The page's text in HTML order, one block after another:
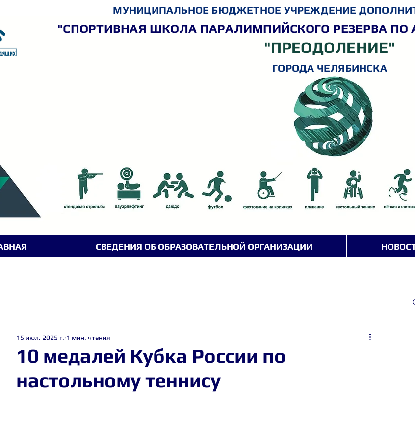
МУНИЦИПАЛЬНОЕ БЮДЖЕТНОЕ УЧРЕЖДЕНИЕ
"СПОРТИВНАЯ ШКОЛА ПАРАЛИМПИЙСКОГО РЕЗЕРВА
"ПРЕОДОЛЕНИЕ"
ГОРОДА ЧЕЛЯБИНСКА
СВЕДЕНИЯ ОБ ОБРАЗОВАТЕЛЬНОЙ ОРГАНИЗАЦИИ
10 медалей Кубка России по
настольному теннису
15 июл. 2025 г. 1 мин. чтения